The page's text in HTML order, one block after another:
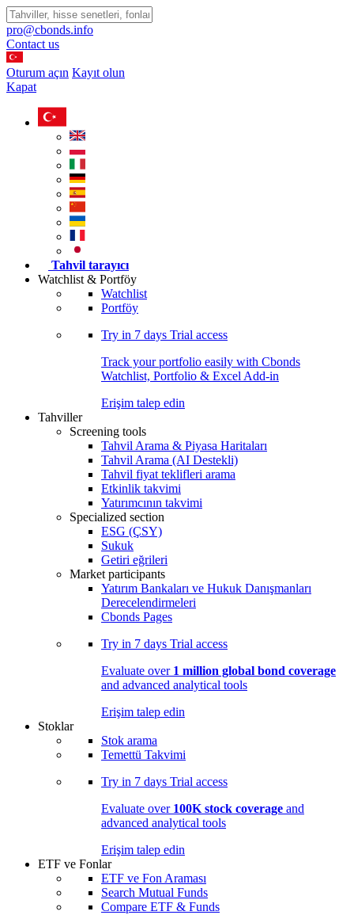
pro@cbonds.info
Contact us
Oturum açın Kayıt olun
Kapat
Tahvil tarayıcı
Watchlist & Portföy
Watchlist
Portföy
Try in 7 days Trial access
Track your portfolio easily with Cbonds
Watchlist, Portfolio & Excel Add-in
Erişim talep edin
Tahviller
Screening tools
Tahvil Arama & Piyasa Haritaları
Tahvil Arama (AI Destekli)
Tahvil fiyat teklifleri arama
Etkinlik takvimi
Yatırımcının takvimi
Specialized section
ESG (ÇSY)
Sukuk
Getiri eğrileri
Market participants
Yatırım Bankaları ve Hukuk Danışmanları
Derecelendirmeleri
Cbonds Pages
Try in 7 days Trial access
Evaluate over 1 million global bond coverage
and advanced analytical tools
Erişim talep edin
Stoklar
Stok arama
Temettü Takvimi
Try in 7 days Trial access
Evaluate over 100K stock coverage and
advanced analytical tools
Erişim talep edin
ETF ve Fonlar
ETF ve Fon Araması
Search Mutual Funds
Compare ETF & Funds